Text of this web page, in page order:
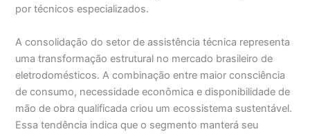
por técnicos especializados.
A consolidação do setor de assistência técnica representa
uma transformação estrutural no mercado brasileiro de
eletrodomésticos. A combinação entre maior consciência
de consumo, necessidade econômica e disponibilidade de
mão de obra qualificada criou um ecossistema sustentável.
Essa tendência indica que o segmento manterá seu